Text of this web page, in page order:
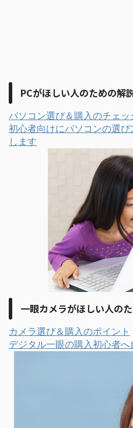
PCがほしい人のための解
パソコン選び＆購入のチェッ
初心者向けにパソコンの選
します
一眼カメラがほしい人の
カメラ選び＆購入のポイント
デジタル一眼の購入初心者